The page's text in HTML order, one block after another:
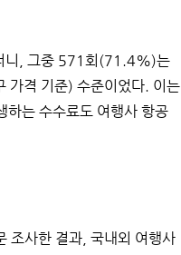
니, 그중 571회(71.4%)는
가격 기준) 수준이었다. 이는
하는 수수료도 여행사 항공
조사한 결과, 국내외 여행사